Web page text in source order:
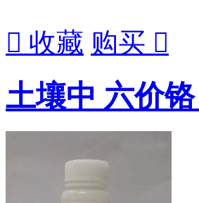
 收藏 购买 
土壤中 六价